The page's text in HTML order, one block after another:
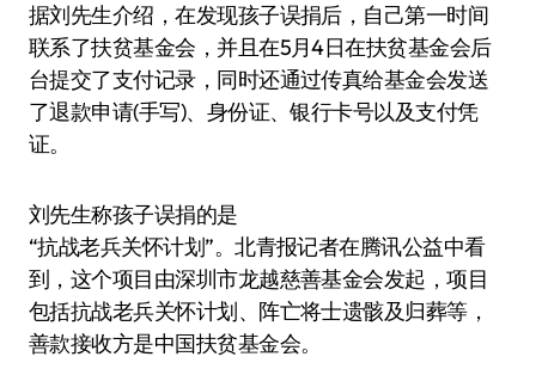
据刘先生介绍，在发现孩子误捐后，自己第一时间
联系了扶贫基金会，并且在5月4日在扶贫基金会后
台提交了支付记录，同时还通过传真给基金会发送
了退款申请(手写)、身份证、银行卡号以及支付凭
证。
刘先生称孩子误捐的是
“抗战老兵关怀计划”。北青报记者在腾讯公益中看
到，这个项目由深圳市龙越慈善基金会发起，项目
包括抗战老兵关怀计划、阵亡将士遗骸及归葬等，
善款接收方是中国扶贫基金会。